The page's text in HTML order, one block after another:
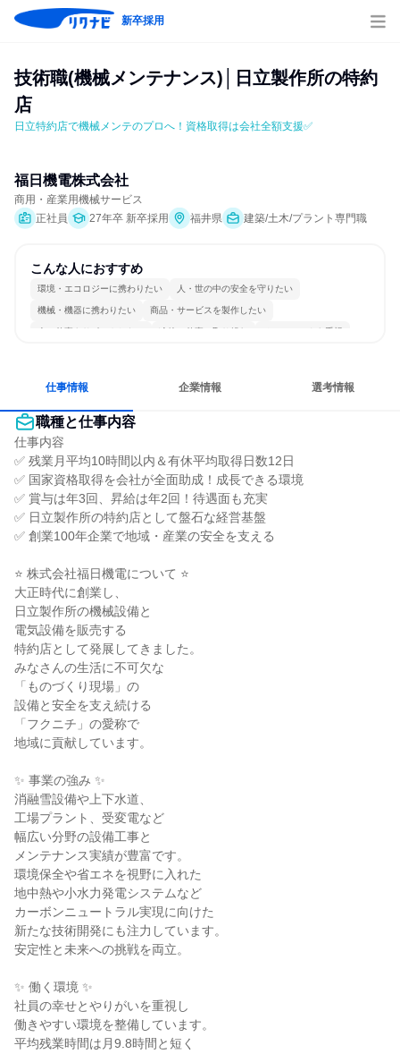
新卒採用
技術職(機械メンテナンス)│日立製作所の特約
店
日立特約店で機械メンテのプロへ！資格取得は会社全額支援✅
福日機電株式会社
商用・産業用機械サービス
正社員
27年卒 新卒採用 福井県 建築/土木/プラント専門職
こんな人におすすめ
環境・エコロジーに携わりたい 人・世の中の安全を守りたい
機械・機器に携わりたい 商品・サービスを製作したい
人の仕事をサポートしたい 冷静に仕事に取り組む チームワークを重視
仕事情報 企業情報 選考情報
職種と仕事内容
仕事内容
✅ 残業月平均10時間以内＆有休平均取得日数12日
✅ 国家資格取得を会社が全面助成！成長できる環境
✅ 賞与は年3回、昇給は年2回！待遇面も充実
✅ 日立製作所の特約店として盤石な経営基盤
✅ 創業100年企業で地域・産業の安全を支える
⭐ 株式会社福日機電について ⭐
大正時代に創業し、
日立製作所の機械設備と
電気設備を販売する
特約店として発展してきました。
みなさんの生活に不可欠な
「ものづくり現場」の
設備と安全を支え続ける
「フクニチ」の愛称で
地域に貢献しています。
✨ 事業の強み ✨
消融雪設備や上下水道、
工場プラント、受変電など
幅広い分野の設備工事と
メンテナンス実績が豊富です。
環境保全や省エネを視野に入れた
地中熱や小水力発電システムなど
カーボンニュートラル実現に向けた
新たな技術開発にも注力しています。
安定性と未来への挑戦を両立。
✨ 働く環境 ✨
社員の幸せとやりがいを重視し
働きやすい環境を整備しています。
平均残業時間は月9.8時間と短く